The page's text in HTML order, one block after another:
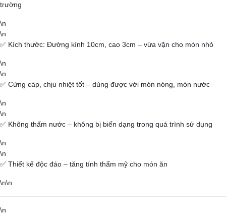
Cam kết hoàn tiền nếu sản phẩm không đúng mô tả
trường
\n
\n
✅ Kích thước: Đường kính 10cm, cao 3cm – vừa vặn cho món nhỏ
\n
\n
✅ Cứng cáp, chịu nhiệt tốt – dùng được với món nóng, món nước
\n
\n
✅ Không thấm nước – không bị biến dạng trong quá trình sử dụng
\n
\n
✅ Thiết kế độc đáo – tăng tính thẩm mỹ cho món ăn
\n\n
\n